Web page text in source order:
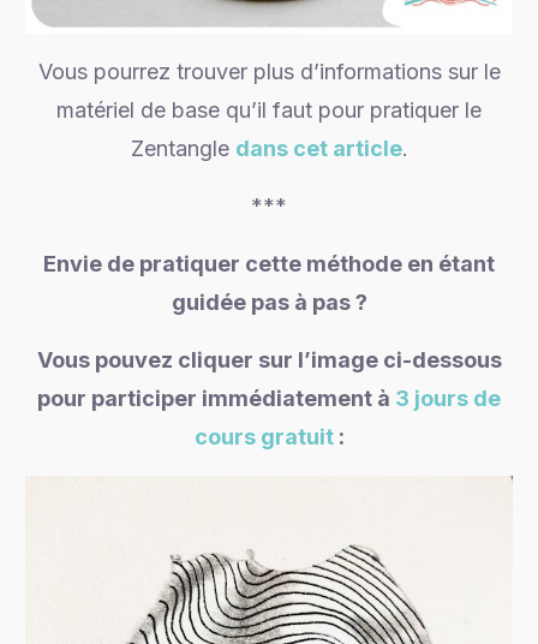
Vous pourrez trouver plus d’informations sur le
matériel de base qu’il faut pour pratiquer le
Zentangle dans cet article.
***
Envie de pratiquer cette méthode en étant
guidée pas à pas ?
Vous pouvez cliquer sur l’image ci-dessous
pour participer immédiatement à 3 jours de
cours gratuit: